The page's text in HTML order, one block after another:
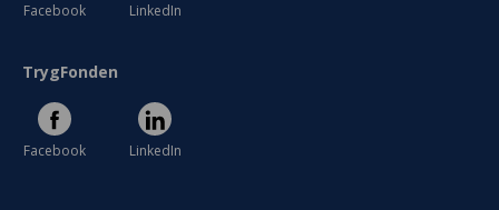
Facebook LinkedIn
TrygFonden
Facebook LinkedIn